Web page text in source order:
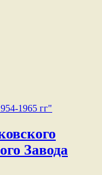
Завода